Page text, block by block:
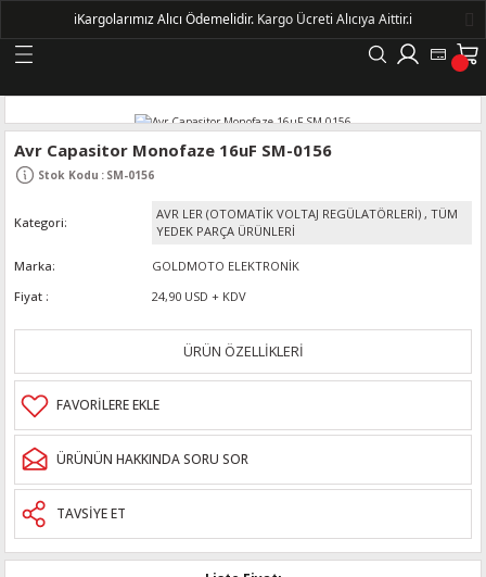
Geri Dön
KASNAKLI ALTERNATÖRLER - 1500
Avr Capasitor Monofaze 16uF SM-0156
Stok Kodu : SM-0156
Kategori
AVR LER (OTOMATİK VOLTAJ REGÜLATÖRLERİ) , TÜM
YEDEK PARÇA ÜRÜNLERİ
Marka
GOLDMOTO ELEKTRONİK
Fiyat
24,90 USD + KDV
ÜRÜN ÖZELLİKLERİ
ÜRÜNÜN HAKKINDA SORU SOR
TAVSİYE ET
ℹ️Kargolarımız Alıcı Ödemelidir. Kargo Ücreti Alıcıya Aittir.ℹ️